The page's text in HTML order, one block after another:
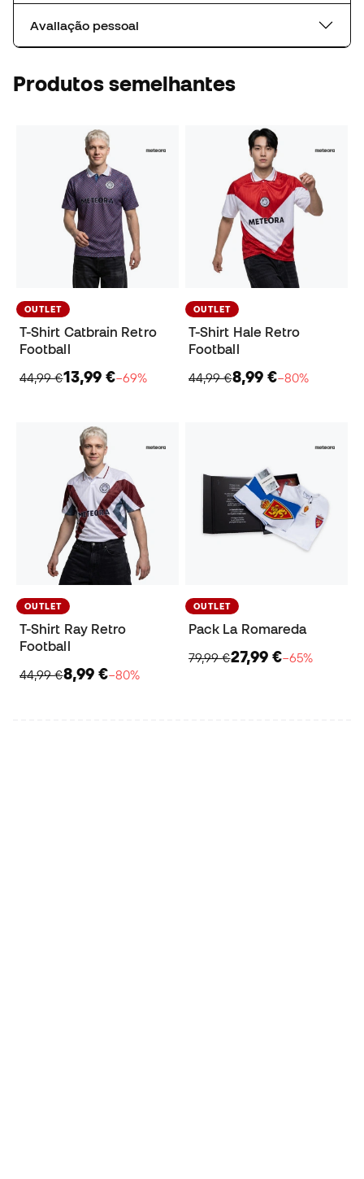
Avaliação pessoal
Produtos semelhantes
OUTLET
T-Shirt Catbrain Retro
Football
44,99 €13,99 €−69%
OUTLET
T-Shirt Hale Retro
Football
44,99 €8,99 €−80%
OUTLET
T-Shirt Ray Retro
Football
44,99 €8,99 €−80%
OUTLET
Pack La Romareda
79,99 €27,99 €−65%